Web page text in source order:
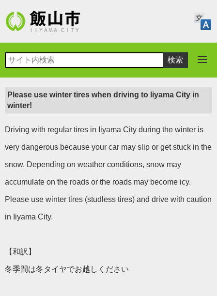
Please use winter tires when driving to Iiyama City in
winter!
Driving with regular tires in Iiyama City during the winter is
very dangerous because your car may slip or get stuck in the
snow. Depending on weather conditions, snow may
accumulate on the roads or the roads may become icy.
Please use winter tires (studless tires) and drive with caution
in Iiyama City.
【和訳】
冬季間は冬タイヤでお越しください